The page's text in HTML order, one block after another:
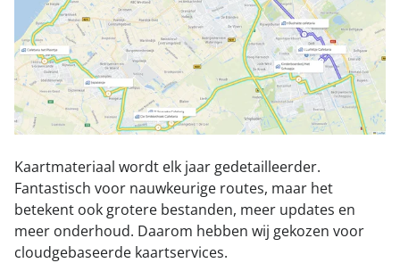
Kaartmateriaal wordt elk jaar gedetailleerder.
Fantastisch voor nauwkeurige routes, maar het
betekent ook grotere bestanden, meer updates en
meer onderhoud. Daarom hebben wij gekozen voor
cloudgebaseerde kaartservices.